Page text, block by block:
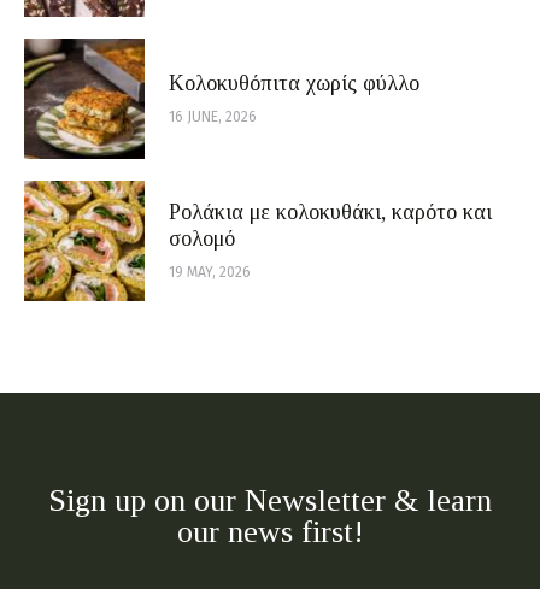
Κολοκυθόπιτα χωρίς φύλλο
16 JUNE, 2026
Ρολάκια με κολοκυθάκι, καρότο και
σολομό
19 MAY, 2026
Sign up on our Newsletter & learn
our news first!